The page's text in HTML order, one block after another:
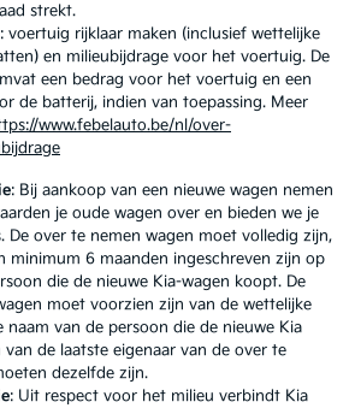
strekt.
voertuig rijklaar maken (inclusief wettelijke
en milieubijdrage voor het voertuig. De
een bedrag voor het voertuig en een
de batterij, indien van toepassing. Meer
www.febelauto.be/nl/over-
: Bij aankoop van een nieuwe wagen nemen
je oude wagen over en bieden we je
De over te nemen wagen moet volledig zijn,
minimum 6 maanden ingeschreven zijn op
die de nieuwe Kia-wagen koopt. De
moet voorzien zijn van de wettelijke
naam van de persoon die de nieuwe Kia
de laatste eigenaar van de over te
dezelfde zijn.
: Uit respect voor het milieu verbindt Kia